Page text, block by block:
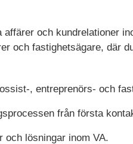
och kundrelationer
och fastighetsägare, där
, entreprenörs- och
från första
och lösningar inom VA.